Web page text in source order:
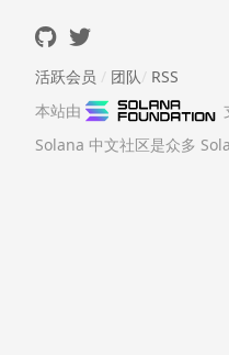
活跃会员 / 团队/ RSS
本站由
Solana 中文社区是众多